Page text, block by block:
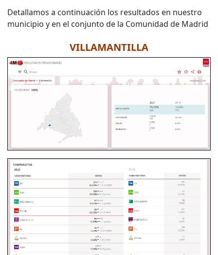
Detallamos a continuación los resultados en nuestro
municipio y en el conjunto de la Comunidad de Madrid
VILLAMANTILLA